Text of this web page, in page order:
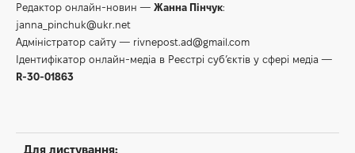
Редактор онлайн-новин — Жанна Пінчук:
janna_pinchuk@ukr.net
Адміністратор сайту — rivnepost.ad@gmail.com
Ідентифікатор онлайн-медіа в Реєстрі суб’єктів у сфері медіа —
R-30-01863
Для листування: